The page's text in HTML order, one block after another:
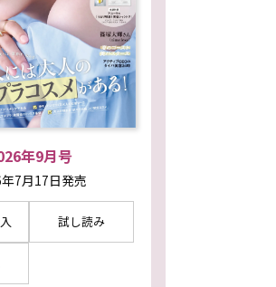
年9月号
7月17日発売
試し読み